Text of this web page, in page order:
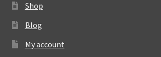
Shop
Blog
My account